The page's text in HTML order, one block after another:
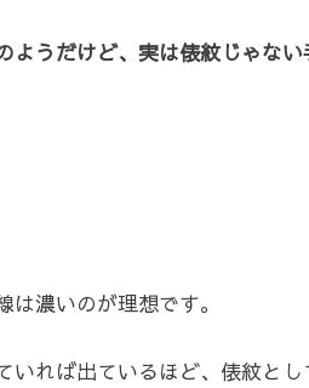
ようだけど、実は俵紋じゃない
濃いのが理想です。
いれば出ているほど、俵紋と